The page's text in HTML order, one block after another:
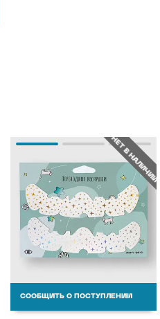
НЕТ В НАЛИЧИИ
СООБЩИТЬ О ПОСТУПЛЕНИИ